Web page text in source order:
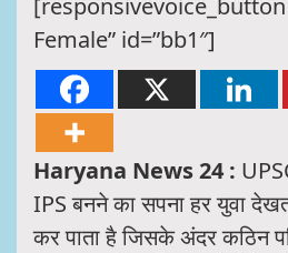
Female” id=”bb1″]
Haryana News 24 :
IPS बनने का सपना हर युवा
कर पाता है जिसके अंदर कठिन